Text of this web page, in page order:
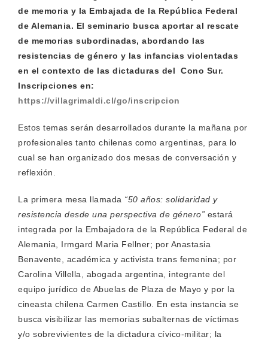
de memoria y la Embajada de la República Federal
de Alemania. El seminario busca aportar al rescate
de memorias subordinadas, abordando las
resistencias de género y las infancias violentadas
en el contexto de las dictaduras del Cono Sur.
Inscripciones en:
https://villagrimaldi.cl/go/inscripcion
Estos temas serán desarrollados durante la mañana por
profesionales tanto chilenas como argentinas, para lo
cual se han organizado dos mesas de conversación y
reflexión.
La primera mesa llamada “50 años: solidaridad y
resistencia desde una perspectiva de género” estará
integrada por la Embajadora de la República Federal de
Alemania, Irmgard Maria Fellner; por Anastasia
Benavente, académica y activista trans femenina; por
Carolina Villella, abogada argentina, integrante del
equipo jurídico de Abuelas de Plaza de Mayo y por la
cineasta chilena Carmen Castillo. En esta instancia se
busca visibilizar las memorias subalternas de víctimas
y/o sobrevivientes de la dictadura cívico-militar; la